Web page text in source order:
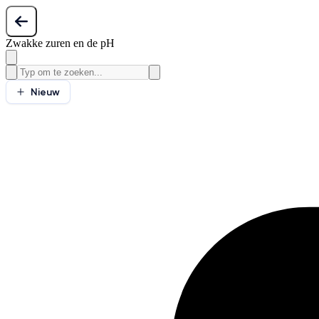
Zwakke zuren en de pH
Nieuw